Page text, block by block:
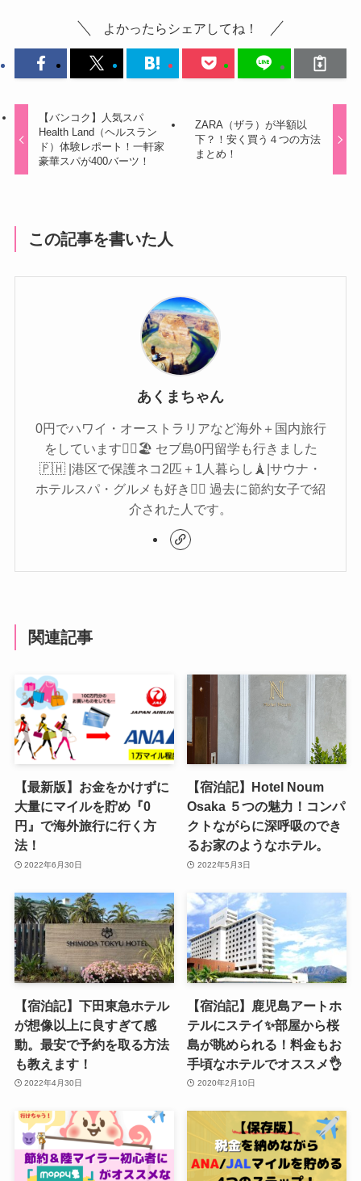
よかったらシェアしてね！
【バンコク】人気スパ
Health Land（ヘルスラン
ド）体験レポート！一軒家
豪華スパが400バーツ！
ZARA（ザラ）が半額以
下？！安く買う４つの方法
まとめ！
この記事を書いた人
あくまちゃん
0円でハワイ・オーストラリアなど海外＋国内旅行
をしています🏄‍♀️🏖 セブ島0円留学も行きました
🇵🇭 |港区で保護ネコ2匹＋1人暮らし🗼|サウナ・
ホテルスパ・グルメも好き🧖‍♀️ 過去に節約女子で紹
介された人です。
関連記事
【最新版】お金をかけずに
大量にマイルを貯め『0
円』で海外旅行に行く方
法！
2022年6月30日
【宿泊記】Hotel Noum
Osaka ５つの魅力！コンパ
クトながらに深呼吸のでき
るお家のようなホテル。
2022年5月3日
【宿泊記】下田東急ホテル
が想像以上に良すぎて感
動。最安で予約を取る方法
も教えます！
2022年4月30日
【宿泊記】鹿児島アートホ
テルにステイ✨部屋から桜
島が眺められる！料金もお
手頃なホテルでオススメ👌
2020年2月10日